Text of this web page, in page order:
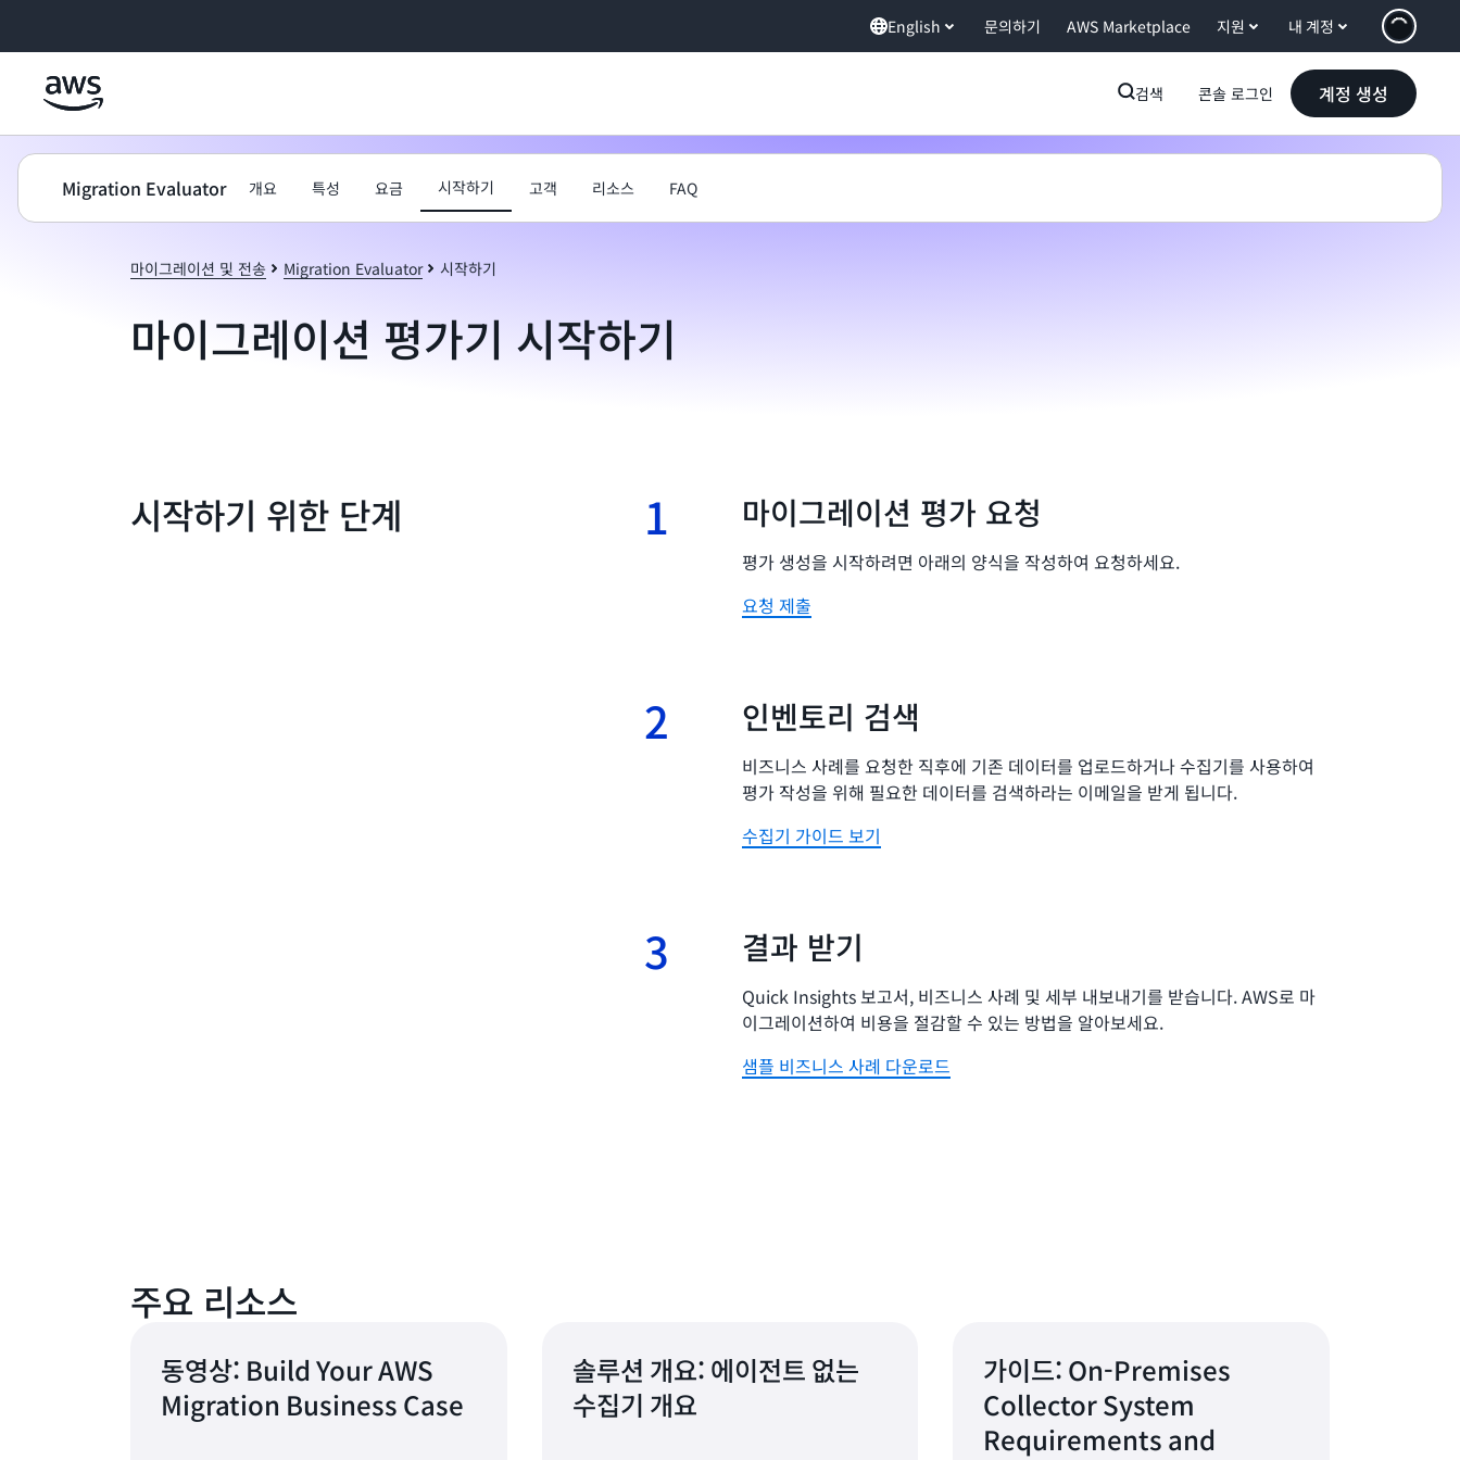
English 문의하기 AWS Marketplace 지원 내 계정
검색 콘솔 로그인 계정 생성
Migration Evaluator 개요 특성 요금 시작하기 고객 리소스 FAQ
마이그레이션 및 전송 Migration Evaluator 시작하기
마이그레이션 평가기 시작하기
시작하기 위한 단계 1 1.
마이그레이션 평가 요청
평가 생성을 시작하려면 아래의 양식을 작성하여 요청하세요.
요청 제출
2 2.
인벤토리 검색
비즈니스 사례를 요청한 직후에 기존 데이터를 업로드하거나 수집기를 사용하여
평가 작성을 위해 필요한 데이터를 검색하라는 이메일을 받게 됩니다.
수집기 가이드 보기
3 3.
결과 받기
Quick Insights 보고서, 비즈니스 사례 및 세부 내보내기를 받습니다. AWS로 마
이그레이션하여 비용을 절감할 수 있는 방법을 알아보세요.
샘플 비즈니스 사례 다운로드
주요 리소스
동영상: Build Your AWS
Migration Business Case
솔루션 개요: 에이전트 없는
수집기 개요
가이드: On-Premises
Collector System
Requirements and